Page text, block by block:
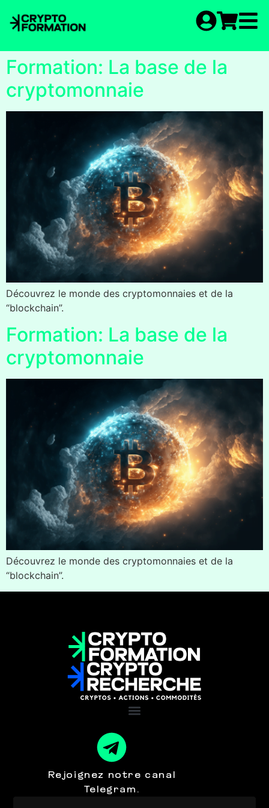
Formation: La base de la
cryptomonnaie
Découvrez le monde des cryptomonnaies et de la
“blockchain”.
Formation: La base de la
cryptomonnaie
Découvrez le monde des cryptomonnaies et de la
“blockchain”.
Rejoignez notre canal
Telegram.